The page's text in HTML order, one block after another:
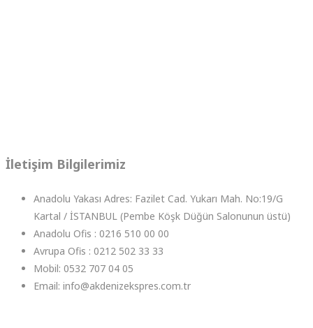
İletişim Bilgilerimiz
Anadolu Yakası Adres: Fazilet Cad. Yukarı Mah. No:19/G
Kartal / İSTANBUL (Pembe Köşk Düğün Salonunun üstü)
Anadolu Ofis : 0216 510 00 00
Avrupa Ofis : 0212 502 33 33
Mobil: 0532 707 04 05
Email: info@akdenizekspres.com.tr